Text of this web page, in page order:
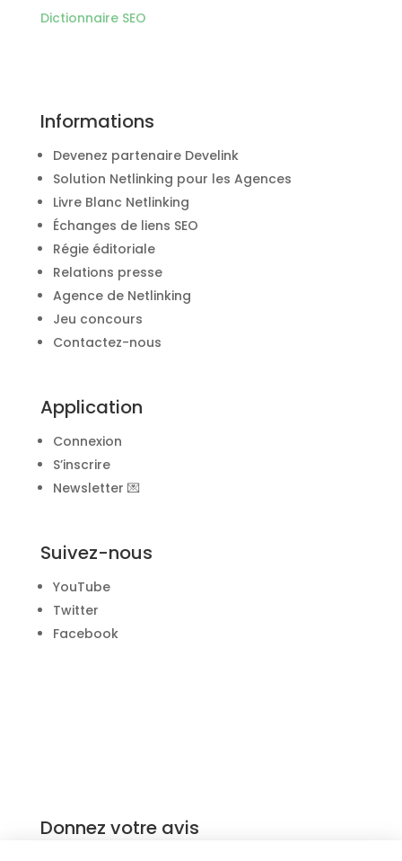
Dictionnaire SEO
Informations
Devenez partenaire Develink
Solution Netlinking pour les Agences
Livre Blanc Netlinking
Échanges de liens SEO
Régie éditoriale
Relations presse
Agence de Netlinking
Jeu concours
Contactez-nous
Application
Connexion
S’inscrire
Newsletter 💌
Suivez-nous
YouTube
Twitter
Facebook
Donnez votre avis